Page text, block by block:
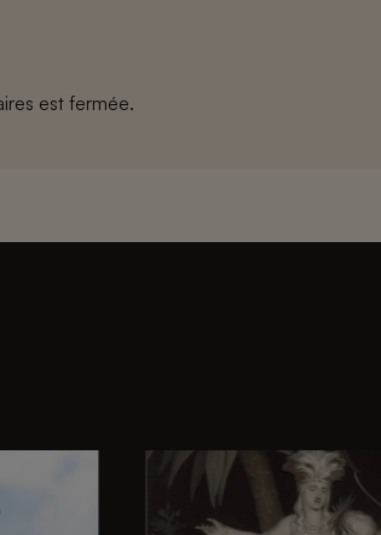
est fermée.